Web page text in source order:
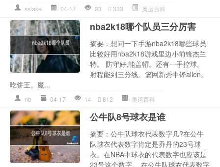
sslake 04-17 23 333 奥运百科
nba2k18哪个队员三分厉害
摘要：想问一下手游nba2k18哪些球员
比较好用nba2k18游戏里边小前锋杰兰
特。 防守好,能盖帽。还有一手控球。
射程能到三分线。篮网新秀中锋allen。
吃饼王。魔...
nb 04-17 14 812 奥运百科
公牛队8号球衣是谁
摘要：公牛队球衣代表数字几?在公牛
队球衣代表数字肯定是乔丹的23号球
衣。在NBA中球衣的代表数字也应该是
23号这个数字。 在公牛队球衣代表数字